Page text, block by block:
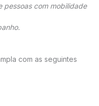
pessoas com mobilidade
com as seguintes